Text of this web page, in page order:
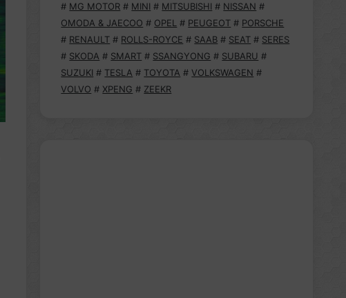
# MG MOTOR # MINI # MITSUBISHI # NISSAN #
OMODA & JAECOO # OPEL # PEUGEOT # PORSCHE
# RENAULT # ROLLS-ROYCE # SAAB # SEAT # SERES
# SKODA # SMART # SSANGYONG # SUBARU #
SUZUKI # TESLA # TOYOTA # VOLKSWAGEN #
VOLVO # XPENG # ZEEKR